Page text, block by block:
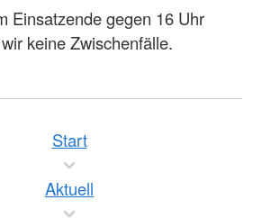
Einsatzende gegen 16 Uhr
keine Zwischenfälle.
Start
Aktuell